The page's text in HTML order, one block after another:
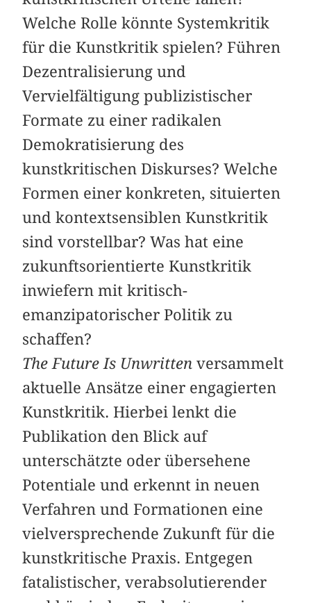
Welche Rolle könnte Systemkritik
für die Kunstkritik spielen? Führen
Dezentralisierung und
Vervielfältigung publizistischer
Formate zu einer radikalen
Demokratisierung des
kunstkritischen Diskurses? Welche
Formen einer konkreten, situierten
und kontextsensiblen Kunstkritik
sind vorstellbar? Was hat eine
zukunftsorientierte Kunstkritik
inwiefern mit kritisch-
emanzipatorischer Politik zu
schaffen?
The Future Is Unwritten versammelt
aktuelle Ansätze einer engagierten
Kunstkritik. Hierbei lenkt die
Publikation den Blick auf
unterschätzte oder übersehene
Potentiale und erkennt in neuen
Verfahren und Formationen eine
vielversprechende Zukunft für die
kunstkritische Praxis. Entgegen
fatalistischer, verabsolutierender